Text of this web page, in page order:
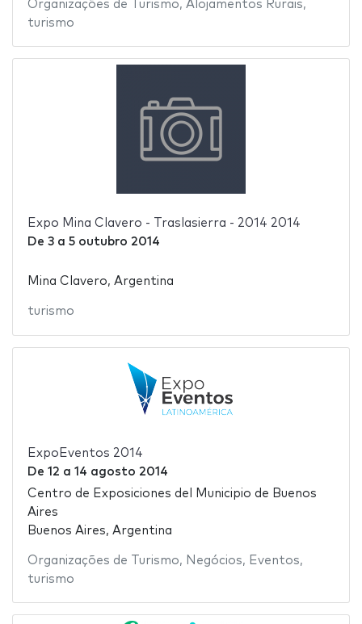
Organizações de Turismo, Alojamentos Rurais,
turismo
Expo Mina Clavero - Traslasierra - 2014 2014
De 3a 5 outubro 2014
Mina Clavero, Argentina
turismo
ExpoEventos 2014
De 12 a 14 agosto 2014
Centro de Exposiciones del Municipio de Buenos
Aires
Buenos Aires, Argentina
Organizações de Turismo, Negócios, Eventos,
turismo